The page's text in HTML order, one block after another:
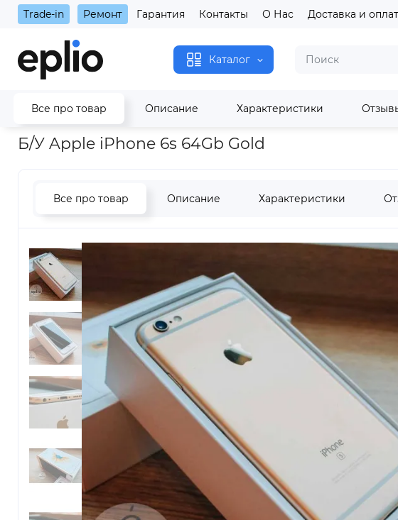
Trade-in Ремонт Гарантия Контакты О Нас Доставка и
Каталог
Все про товар Описание Характеристики
Главная Apple б/у iPhone б/у iPhone 6s б/у Б/У Apple iPhone 6s 64Gb
Б/У Apple iPhone 6s 64Gb Gold
Все про товар Описание Характеристики